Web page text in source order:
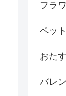
フラ
ペッ
おた
バレ